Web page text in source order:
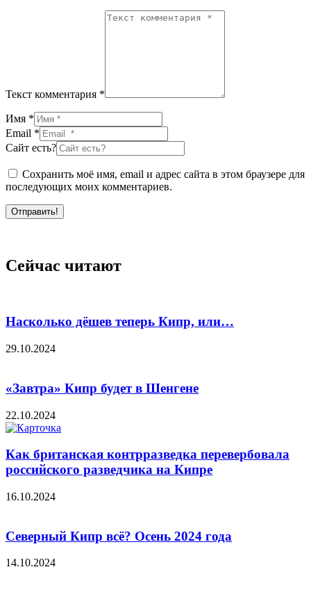
Текст комментария *
Имя *
Email *
Сайт есть?
Сохранить моё имя, email и адрес сайта в этом браузере для
последующих моих комментариев.
Отправить!
Сейчас читают
Насколько дёшев теперь Кипр, или…
29.10.2024
«Завтра» Кипр будет в Шенгене
22.10.2024
Как британская контрразведка перевербовала
российского разведчика на Кипре
16.10.2024
Северный Кипр всё? Осень 2024 года
14.10.2024